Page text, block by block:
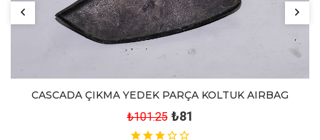
CASCADA ÇIKMA YEDEK PARÇA KOLTUK AIRBAG
₺101.25 ₺81